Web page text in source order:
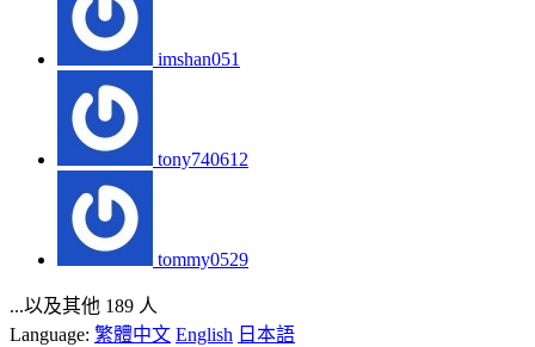
imshan051
tony740612
tommy0529
...以及其他 189 人
Language: 繁體中文 English 日本語